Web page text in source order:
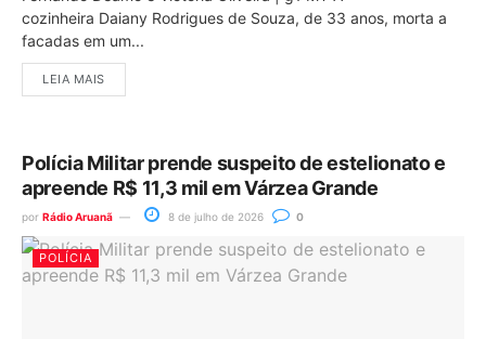
cozinheira Daiany Rodrigues de Souza, de 33 anos, morta a
facadas em um...
LEIA MAIS
Polícia Militar prende suspeito de estelionato e
apreende R$ 11,3 mil em Várzea Grande
por Rádio Aruanã 8 de julho de 2026 0
POLÍCIA